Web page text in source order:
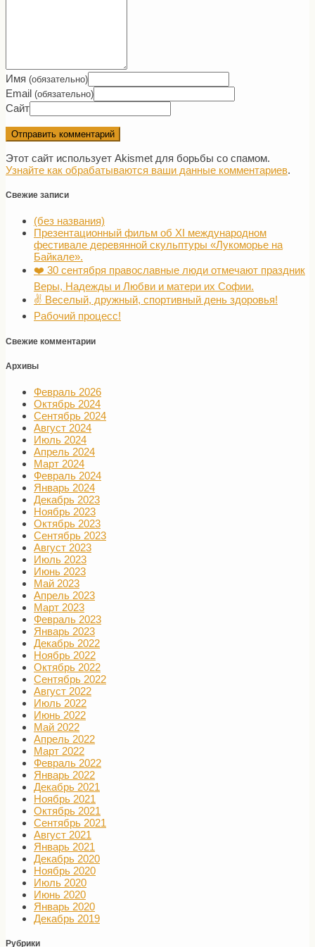
Имя (обязательно)
Email (обязательно)
Сайт
Этот сайт использует Akismet для борьбы со спамом.
Узнайте как обрабатываются ваши данные комментариев.
Свежие записи
(без названия)
Презентационный фильм об XI международном
фестивале деревянной скульптуры «Лукоморье на
Байкале».
❤️ 30 сентября православные люди отмечают праздник
Веры, Надежды и Любви и матери их Софии.
✌️ Веселый, дружный, спортивный день здоровья!
Рабочий процесс!
Свежие комментарии
Архивы
Февраль 2026
Октябрь 2024
Сентябрь 2024
Август 2024
Июль 2024
Апрель 2024
Март 2024
Февраль 2024
Январь 2024
Декабрь 2023
Ноябрь 2023
Октябрь 2023
Сентябрь 2023
Август 2023
Июль 2023
Июнь 2023
Май 2023
Апрель 2023
Март 2023
Февраль 2023
Январь 2023
Декабрь 2022
Ноябрь 2022
Октябрь 2022
Сентябрь 2022
Август 2022
Июль 2022
Июнь 2022
Май 2022
Апрель 2022
Март 2022
Февраль 2022
Январь 2022
Декабрь 2021
Ноябрь 2021
Октябрь 2021
Сентябрь 2021
Август 2021
Январь 2021
Декабрь 2020
Ноябрь 2020
Июль 2020
Июнь 2020
Январь 2020
Декабрь 2019
Рубрики